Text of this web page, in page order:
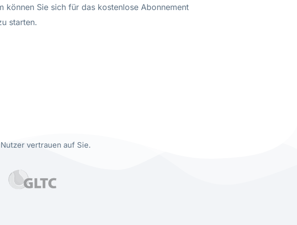
können Sie sich für das kostenlose Abonnement
starten.
Nutzer vertrauen auf Sie.